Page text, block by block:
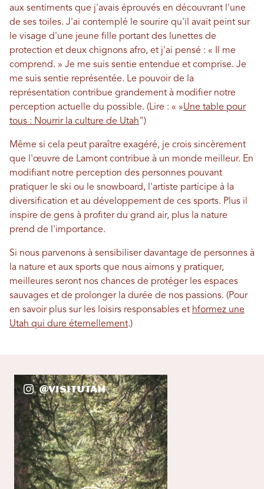
aux sentiments que j'avais éprouvés en découvrant l'une
de ses toiles. J'ai contemplé le sourire qu'il avait peint sur
le visage d'une jeune fille portant des lunettes de
protection et deux chignons afro, et j'ai pensé : « Il me
comprend. » Je me suis sentie entendue et comprise. Je
me suis sentie représentée. Le pouvoir de la
représentation contribue grandement à modifier notre
perception actuelle du possible. (Lire : « »Une table pour
tous : Nourrir la culture de Utah")
Même si cela peut paraître exagéré, je crois sincèrement
que l'œuvre de Lamont contribue à un monde meilleur. En
modifiant notre perception des personnes pouvant
pratiquer le ski ou le snowboard, l'artiste participe à la
diversification et au développement de ces sports. Plus il
inspire de gens à profiter du grand air, plus la nature
prend de l'importance.
Si nous parvenons à sensibiliser davantage de personnes à
la nature et aux sports que nous aimons y pratiquer,
meilleures seront nos chances de protéger les espaces
sauvages et de prolonger la durée de nos passions. (Pour
en savoir plus sur les loisirs responsables et hformez une
Utah qui dure éternellement.)
@VisitUtah